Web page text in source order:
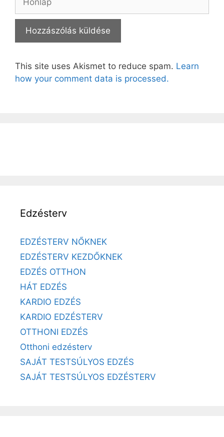
This site uses Akismet to reduce spam. Learn
how your comment data is processed.
Edzésterv
EDZÉSTERV NŐKNEK
EDZÉSTERV KEZDŐKNEK
EDZÉS OTTHON
HÁT EDZÉS
KARDIO EDZÉS
KARDIO EDZÉSTERV
OTTHONI EDZÉS
Otthoni edzésterv
SAJÁT TESTSÚLYOS EDZÉS
SAJÁT TESTSÚLYOS EDZÉSTERV